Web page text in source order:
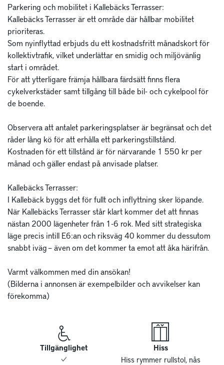
Parkering och mobilitet i Kallebäcks Terrasser:
Kallebäcks Terrasser är ett område där hållbar mobilitet
prioriteras.
Som nyinflyttad erbjuds du ett kostnadsfritt månadskort för
kollektivtrafik, vilket underlättar en smidig och miljövänlig
start i området.
För att ytterligare främja hållbara färdsätt finns flera
cykelverkstäder samt tillgång till både bil- och cykelpool för
de boende.
Observera att antalet parkeringsplatser är begränsat och det
råder lång kö för att erhålla ett parkeringstillstånd.
Kostnaden för ett tillstånd är för närvarande 1 550 kr per
månad och gäller endast på anvisade platser.
Kallebäcks Terrasser:
I Kallebäck byggs det för fullt och inflyttning sker löpande.
När Kallebäcks Terrasser står klart kommer det att finnas
nästan 2000 lägenheter från 1-6 rok. Med sitt strategiska
läge precis intill E6:an och riksväg 40 kommer du dessutom
snabbt iväg – även om det kommer ta emot att åka härifrån.
Varmt välkommen med din ansökan!
(Bilderna i annonsen är exempelbilder och avvikelser kan
förekomma)
Tillgänglighet
Hiss
Hiss rymmer rullstol, nås